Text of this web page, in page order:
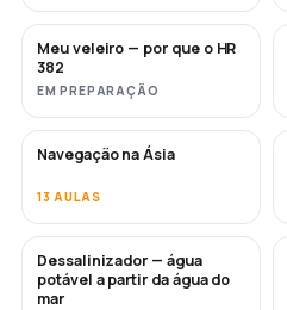
EM BREVE
Meu veleiro — por que o HR
382
EM PREPARAÇÃO
EM BREVE
Navegação na Ásia
13 AULAS
EM BREVE
Dessalinizador — água
potável a partir da água do
mar